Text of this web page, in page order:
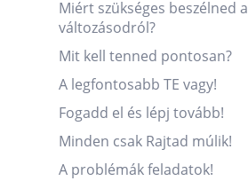
Miért szükséges beszélned a
változásodról?
Mit kell tenned pontosan?
A legfontosabb TE vagy!
Fogadd el és lépj tovább!
Minden csak Rajtad múlik!
A problémák feladatok!